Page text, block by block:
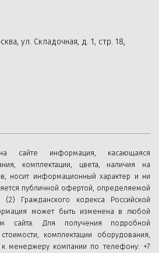
ул. Складочная, д. 1, стр. 18,
сайте информация, касающаяся
комплектации, цвета, наличия на
носит информационный характер и ни
публичной офертой, определяемой
Гражданского кодекса Российской
может быть изменена в любой
сайта. Для получения подробной
комплектации оборудования,
к менеджеру компании по телефону: +7